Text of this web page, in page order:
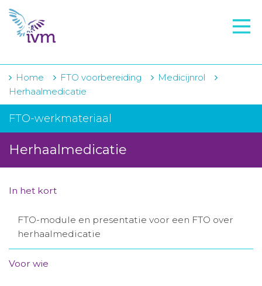
VMI
FTO voorbereiding
IVM-academie
Zorginstellingen
Voorschrijfgedrag
Projecten
Contact
Winkelwagentje
Home FTO voorbereiding
Medicijnrol
Herhaalmedicatie
FTO-werkmateriaal
Herhaalmedicatie
In het kort
FTO-module en presentatie voor een FTO over
herhaalmedicatie
Voor wie